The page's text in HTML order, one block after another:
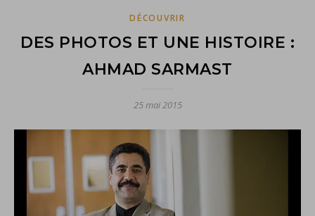
DÉCOUVRIR
DES PHOTOS ET UNE HISTOIRE :
AHMAD SARMAST
25 mai 2015